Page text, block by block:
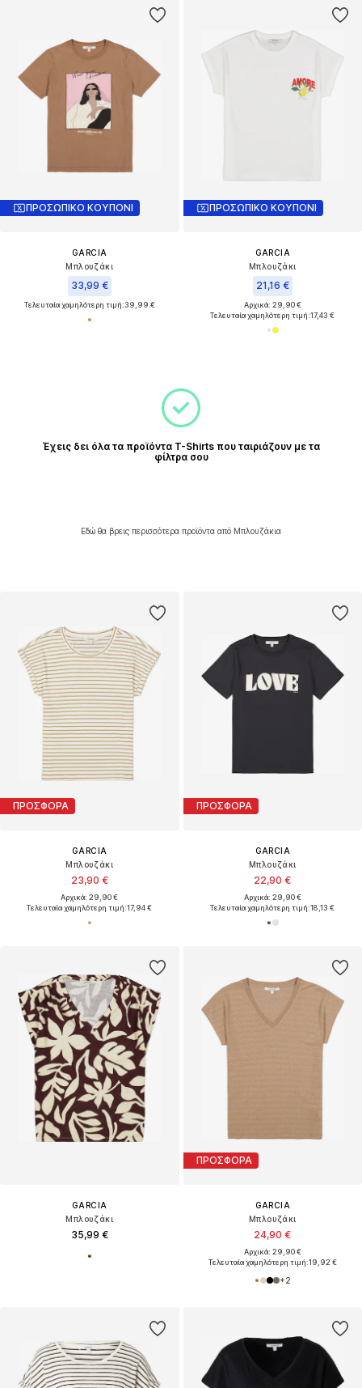
ΠΡΟΣΩΠΙΚΟ ΚΟΥΠΟΝΙ
GARCIA
Μπλουζάκι
33,99 €
Τελευταία χαμηλότερη τιμή:39,99 €
ΠΡΟΣΩΠΙΚΟ ΚΟΥΠΟΝΙ
GARCIA
Μπλουζάκι
21,16 €
Αρχικά: 29,90 €
Τελευταία χαμηλότερη τιμή:17,43 €
Έχεις δει όλα τα προϊόντα T-Shirts που ταιριάζουν με τα
φίλτρα σου
Εδώ θα βρεις περισσότερα προϊόντα από Μπλουζάκια
ΠΡΟΣΦΟΡΑ
GARCIA
Μπλουζάκι
23,90 €
Αρχικά: 29,90 €
Τελευταία χαμηλότερη τιμή:17,94 €
ΠΡΟΣΦΟΡΑ
GARCIA
Μπλουζάκι
22,90 €
Αρχικά: 29,90 €
Τελευταία χαμηλότερη τιμή:18,13 €
GARCIA
Μπλουζάκι
35,99 €
ΠΡΟΣΦΟΡΑ
GARCIA
Μπλουζάκι
24,90 €
Αρχικά: 29,90 €
Τελευταία χαμηλότερη τιμή:19,92 €
+2